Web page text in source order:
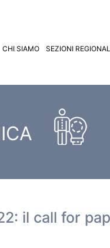
CHI SIAMO SEZIONI
il call for